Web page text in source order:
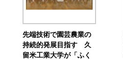
先端技術で園芸農業の
持続的発展目指す 久
留米工業大学が「ふく